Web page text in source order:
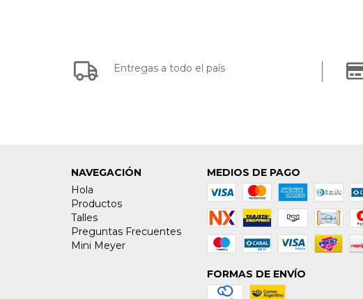
Entregas a todo el país
NAVEGACIÓN
Hola
Productos
Talles
Preguntas Frecuentes
Mini Meyer
MEDIOS DE PAGO
FORMAS DE ENVÍO